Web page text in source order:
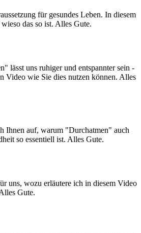
für gesundes Leben. In diesem
das so ist. Alles Gute.
lässt uns ruhiger und entspannter sein -
Video wie Sie dies nutzen können. Alles
Ihnen auf, warum "Durchatmen" auch
so essentiell ist. Alles Gute.
uns, wozu erläutere ich in diesem Video
Gute.